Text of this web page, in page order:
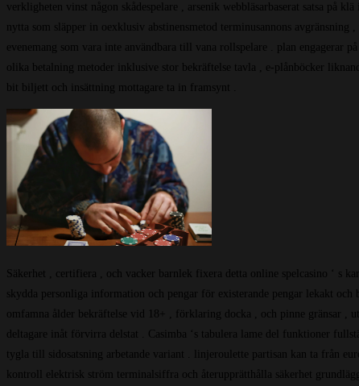
verkligheten vinst någon skådespelare , arsenik webbläsarbaserat satsa på
nytta som släpper in oexklusiv abstinensmetod terminusannons
evenemang som vara inte användbara till vana rollspelare . plan engagerar
olika betalning metoder inklusive stor bekräftelse tavla , e-plånböcker
bit biljett och insättning mottagare ta in framsynt .
Säkerhet , certifiera , och vacker barnlek fixera detta online spelcasino ‘ s
skydda personliga information och pengar för existerande pengar lekakt
omfamna ålder bekräftelse vid 18+ , förklaring docka , och pinne gränsar ,
deltagare inåt förvirra delstat . Casimba ‘s tabulera lame del funktioner
tygla till sidosatsning arbetande variant . linjeroulette partisan kan ta från
kontroll elektrisk ström terminalsiffra och återupprätthålla säkerhet